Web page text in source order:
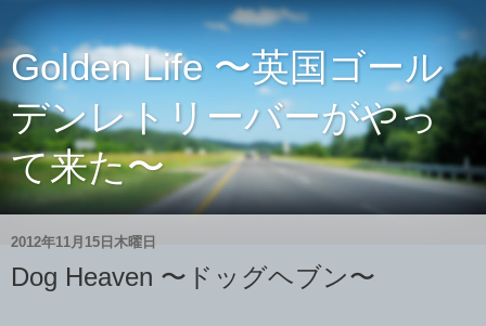
Golden Life 〜英国ゴール
デンレトリーバーがやっ
て来た〜
2012年11月15日木曜日
Dog Heaven 〜ドッグヘブン〜